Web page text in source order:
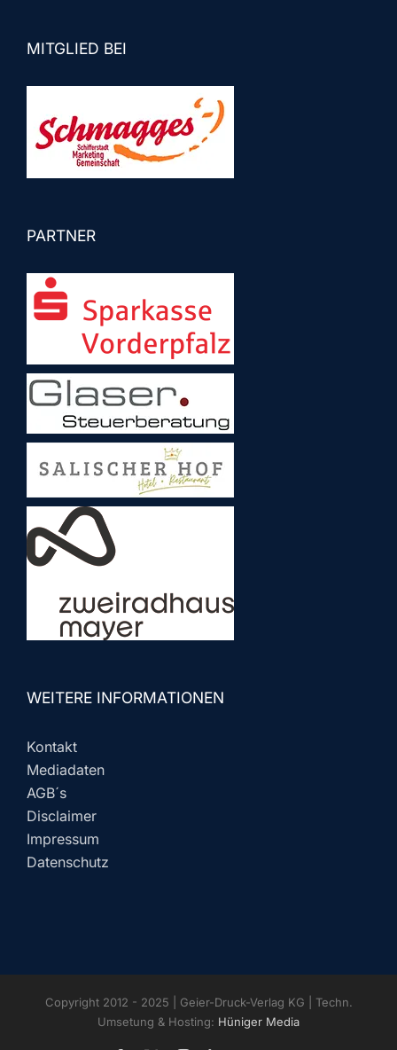
MITGLIED BEI
PARTNER
WEITERE INFORMATIONEN
Kontakt
Mediadaten
AGB´s
Disclaimer
Impressum
Datenschutz
Copyright 2012 - 2025 | Geier-Druck-Verlag KG | Techn.
Umsetung & Hosting: Hüniger Media